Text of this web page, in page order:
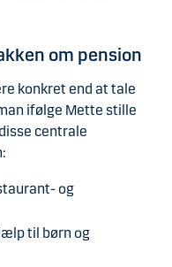
om pension
konkret end at tale
ifølge Mette stille
centrale
og
til børn og